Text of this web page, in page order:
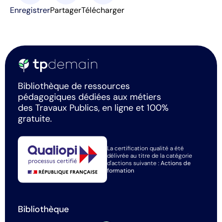
EnregistrerPartagerTélécharger
Bibliothèque de ressources
pédagogiques dédiées aux métiers
des Travaux Publics, en ligne et 100%
gratuite.
La certification qualité a été
délivrée au titre de la catégorie
d'actions suivante :Actions de
formation
Bibliothèque